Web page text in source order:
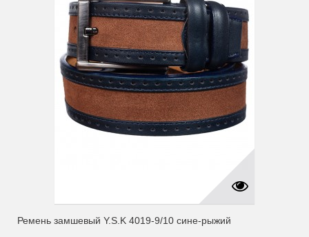
Ремень замшевый Y.S.K 4019-9/10 сине-рыжий